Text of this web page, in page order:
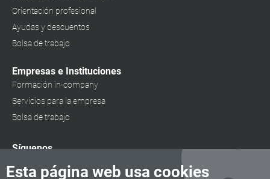
Esta página web usa cookies
Orientación profesional
Ayudas y descuentos
Bolsa de trabajo
Empresas e Instituciones
Formación in-company
Servicios para la empresa
Bolsa de trabajo
Síguenos